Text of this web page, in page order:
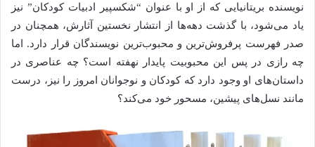
نویسنده بریتانیایی که از او با عنوان “شکسپیر ادبیات کودکان” نیز
یاد می‌شود، با گذشت دهه‌ها از انتشار نخستین آثارش، همچنان در
صدر فهرست پرفروش‌ترین و محبوب‌ترین نویسندگان قرار دارد. اما
چه رازی در پس این محبوبیت پایدار نهفته است؟ چه عناصری در
داستان‌های او وجود دارد که کودکان و نوجوانان امروز را نیز، درست
مانند نسل‌های پیشین، مسحور خود می‌کند؟